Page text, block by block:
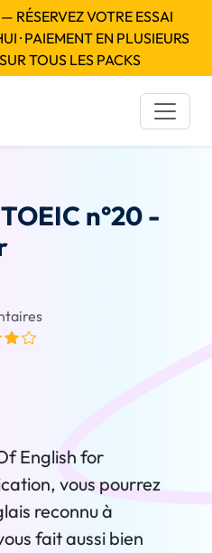
RÉSERVEZ VOTRE ESSAI
· PAIEMENT EN PLUSIEURS
TOUS LES PACKS
n°20 -
English for
vous pourrez
reconnu à
fait aussi bien